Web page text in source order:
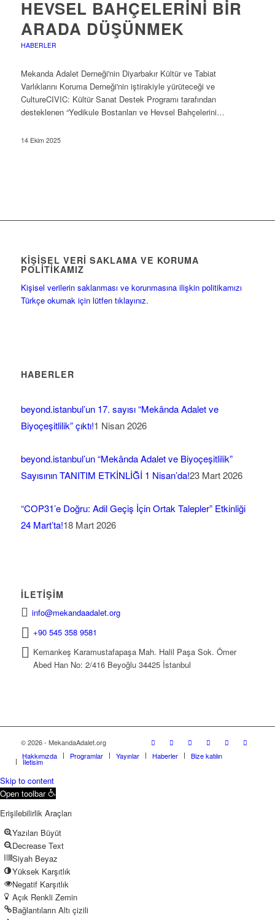
HEVSEL BAHÇELERINI BIR
ARADA DÜŞÜNMEK
HABERLER
Mekanda Adalet Derneği'nin Diyarbakır Kültür ve Tabiat
Varlıklarını Koruma Derneği'nin iştirakiyle yürüteceği ve
CultureCIVIC: Kültür Sanat Destek Programı tarafından
desteklenen “Yedikule Bostanları ve Hevsel Bahçelerini…
14 Ekim 2025
KIŞISEL VERI SAKLAMA VE KORUMA
POLITIKAMIZ
Kişisel verilerin saklanması ve korunmasına ilişkin politikamızı
Türkçe okumak için lütfen tıklayınız.
HABERLER
beyond.istanbul’un 17. sayısı “Mekânda Adalet ve
Biyoçeşitlilik” çıktı!1 Nisan 2026
beyond.istanbul’un “Mekânda Adalet ve Biyoçeşitlilik”
Sayısının TANITIM ETKİNLİĞİ 1 Nisan’da!23 Mart 2026
“COP31’e Doğru: Adil Geçiş İçin Ortak Talepler” Etkinliği
24 Mart’ta!18 Mart 2026
İLETIŞIM
info@mekandaadalet.org
+90 545 358 9581
Kemankeş Karamustafapaşa Mah. Halil Paşa Sok. Ömer
Abed Han No: 2/416 Beyoğlu 34425 İstanbul
© 2026 - MekandaAdalet.org
Hakkımızda
Programlar Yayınlar Haberler Bize katılın
İletişim
Skip to content
Open toolbar
Erişilebilirlik Araçları
Yazıları Büyüt
Decrease Text
Siyah Beyaz
Yüksek Karşıtlık
Negatif Karşıtlık
Açık Renkli Zemin
Bağlantıların Altı çizili